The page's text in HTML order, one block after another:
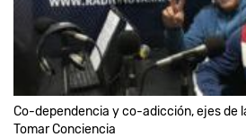
Co-dependencia y co-adicción, ejes de
Tomar Conciencia